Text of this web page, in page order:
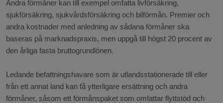
Andra förmåner kan till exempel omfatta livförsäkring,
sjukförsäkring, sjukvårdsförsäkring och bilförmån. Premier och
andra kostnader med anledning av sådana förmåner ska
baseras på marknadspraxis, men uppgå till högst 20 procent av
den årliga fasta bruttogrundlönen.
Ledande befattningshavare som är utlandsstationerade till eller
från ett annat land kan få ytterligare ersättning och andra
förmåner, såsom ett förmånspaket som omfattar flyttstöd och